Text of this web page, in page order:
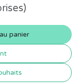
panier